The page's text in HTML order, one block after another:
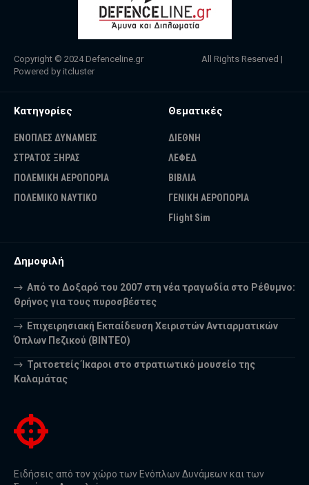
Copyright © 2024 Defenceline.gr All Rights Reserved |
Powered by itcluster
Κατηγορίες
ΕΝΟΠΛΕΣ ΔΥΝΑΜΕΙΣ
ΣΤΡΑΤΟΣ ΞΗΡΑΣ
ΠΟΛΕΜΙΚΗ ΑΕΡΟΠΟΡΙΑ
ΠΟΛΕΜΙΚΟ ΝΑΥΤΙΚΟ
Θεματικές
ΔΙΕΘΝΗ
ΛΕΦΕΔ
ΒΙΒΛΙΑ
ΓΕΝΙΚΗ ΑΕΡΟΠΟΡΙΑ
Flight Sim
Δημοφιλή
Από το Δοξαρό του 2007 στη νέα τραγωδία στο Ρέθυμνο:
Θρήνος για τους πυροσβέστες
Επιχειρησιακή Εκπαίδευση Χειριστών Αντιαρματικών
Όπλων Πεζικού (ΒΙΝΤΕΟ)
Τριτοετείς Ίκαροι στο στρατιωτικό μουσείο της
Καλαμάτας
Ειδήσεις από τον χώρο των Ενόπλων Δυνάμεων και των